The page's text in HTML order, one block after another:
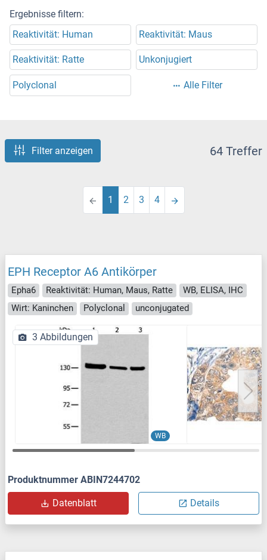
Ergebnisse filtern:
Reaktivität: Human
Reaktivität: Maus
Reaktivität: Ratte Unkonjugiert
Polyclonal Alle Filter
Filter anzeigen 64 Treffer
1 2 3 4
EPH Receptor A6 Antikörper
Epha6 Reaktivität: Human, Maus, Ratte
WB, ELISA, IHC
Wirt: Kaninchen
Polyclonal unconjugated
WB
3 Abbildungen
Produktnummer ABIN7244702
Datenblatt Details